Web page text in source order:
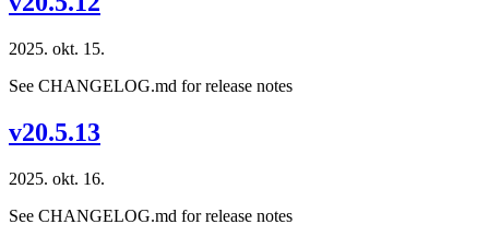
2025. okt. 15.
See CHANGELOG.md for release notes
v20.5.13
2025. okt. 16.
See CHANGELOG.md for release notes